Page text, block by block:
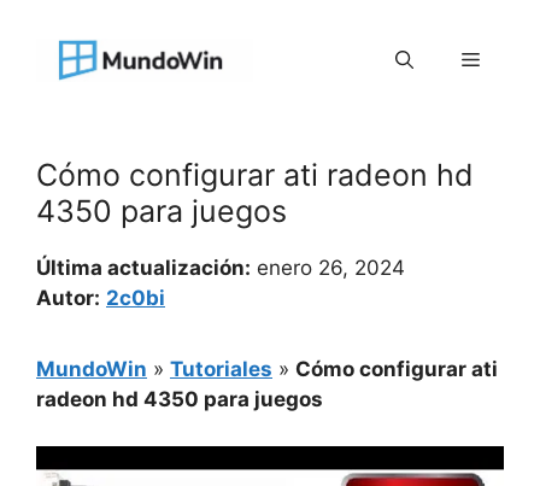
contenido
Menú
Cómo configurar ati radeon hd
4350 para juegos
Última actualización: enero 26, 2024
Autor: 2c0bi
MundoWin » Tutoriales » Cómo configurar ati
radeon hd 4350 para juegos